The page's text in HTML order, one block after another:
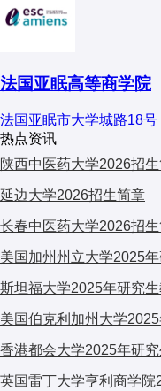
法国亚眠高等商学院
法国亚眠市大学城路18
热点资讯
陕西中医药大学2026招
延边大学2026招生简章
长春中医药大学2026招